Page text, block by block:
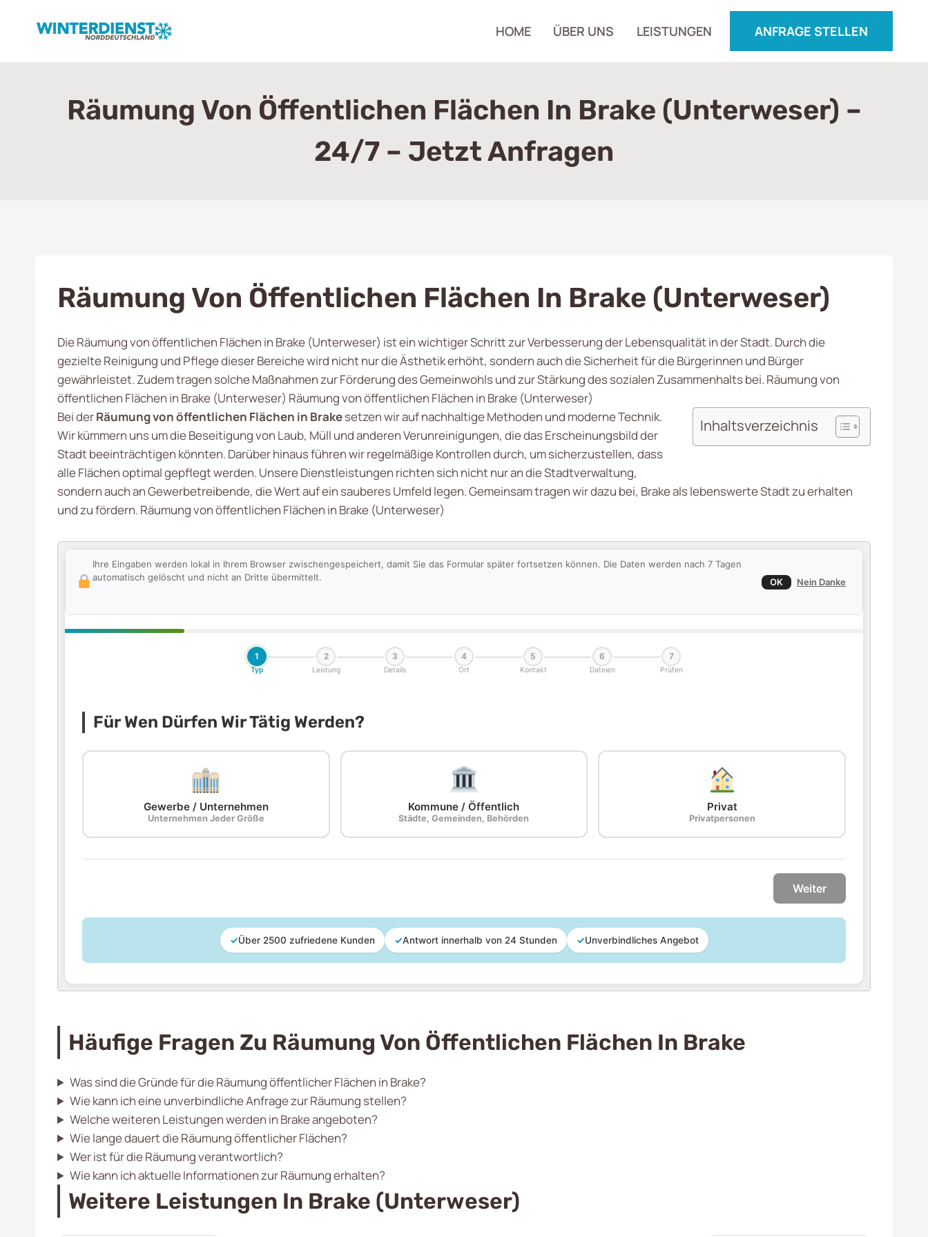
HOME ÜBER UNS LEISTUNGEN ANFRAGE STELLEN
Räumung Von Öffentlichen Flächen In Brake (Unterweser) –
24/7 – Jetzt Anfragen
Räumung Von Öffentlichen Flächen In Brake (Unterweser)
Die Räumung von öffentlichen Flächen in Brake (Unterweser) ist ein wichtiger Schritt zur Verbesserung der Lebensqualität in der Stadt. Durch die
gezielte Reinigung und Pflege dieser Bereiche wird nicht nur die Ästhetik erhöht, sondern auch die Sicherheit für die Bürgerinnen und Bürger
gewährleistet. Zudem tragen solche Maßnahmen zur Förderung des Gemeinwohls und zur Stärkung des sozialen Zusammenhalts bei. Räumung von
öffentlichen Flächen in Brake (Unterweser) Räumung von öffentlichen Flächen in Brake (Unterweser)
Inhaltsverzeichnis
Bei derRäumung von öffentlichen Flächen in Brakesetzen wir auf nachhaltige Methoden und moderne Technik.
Wir kümmern uns um die Beseitigung von Laub, Müll und anderen Verunreinigungen, die das Erscheinungsbild der
Stadt beeinträchtigen könnten. Darüber hinaus führen wir regelmäßige Kontrollen durch, um sicherzustellen, dass
alle Flächen optimal gepflegt werden. Unsere Dienstleistungen richten sich nicht nur an die Stadtverwaltung,
sondern auch an Gewerbetreibende, die Wert auf ein sauberes Umfeld legen. Gemeinsam tragen wir dazu bei, Brake als lebenswerte Stadt zu erhalten
und zu fördern. Räumung von öffentlichen Flächen in Brake (Unterweser)
Ihre Eingaben werden lokal in Ihrem Browser zwischengespeichert, damit Sie das Formular später fortsetzen können. Die Daten werden nach 7 Tagen
automatisch gelöscht und nicht an Dritte übermittelt.
OK Nein Danke
1
Typ
2
Leistung
3
Details
4
Ort
5
Kontakt
6
Dateien
7
Prüfen
Für Wen Dürfen Wir Tätig Werden?
Gewerbe / Unternehmen
Unternehmen Jeder Größe
Kommune / Öffentlich
Städte, Gemeinden, Behörden
Privat
Privatpersonen
Weiter
✓Über 2500 zufriedene Kunden ✓Antwort innerhalb von 24 Stunden ✓Unverbindliches Angebot
Häufige Fragen Zu Räumung Von Öffentlichen Flächen In Brake
Was sind die Gründe für die Räumung öffentlicher Flächen in Brake?
Wie kann ich eine unverbindliche Anfrage zur Räumung stellen?
Welche weiteren Leistungen werden in Brake angeboten?
Wie lange dauert die Räumung öffentlicher Flächen?
Wer ist für die Räumung verantwortlich?
Wie kann ich aktuelle Informationen zur Räumung erhalten?
Weitere Leistungen In Brake (Unterweser)